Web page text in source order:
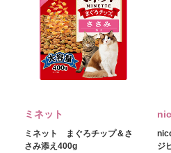
ミネット
ミネット まぐろチップ＆さ
さみ添え400g
ジ